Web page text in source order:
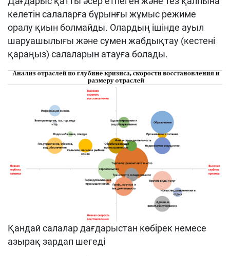
келетін салаларға бұрынғы жұмыс режиме
оралу қиын болмайды. Олардың ішінде ауыл
шаруашылығы және сумен жабдықтау (кестені
қараңыз) салаларын атауға болады.
Қандай салалар дағдарыстан көбірек немесе
азырақ зардап шегеді